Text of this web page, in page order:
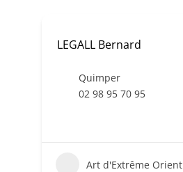
LEGALL Bernard
Quimper
02 98 95 70 95
Art d'Extrême Orient